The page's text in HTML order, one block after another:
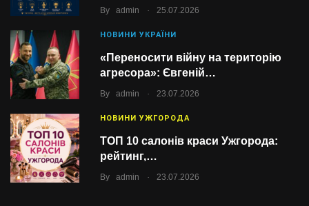
By admin . 25.07.2026
НОВИНИ УКРАЇНИ
«Переносити війну на територію
агресора»: Євгеній…
By admin . 23.07.2026
НОВИНИ УЖГОРОДА
ТОП 10 салонів краси Ужгорода:
рейтинг,…
By admin . 23.07.2026